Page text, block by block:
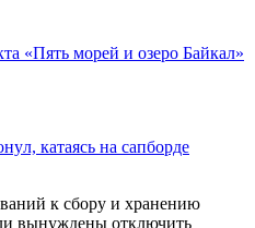
«Пять морей и озеро Байкал»
кaтaяcь нa caпбopдe
к сбору и хранению
вынуждены отключить